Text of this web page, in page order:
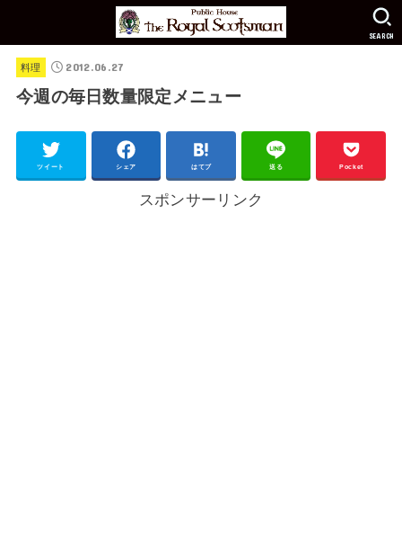
SEARCH
料理 2012.06.27
今週の毎日数量限定メニュー
ツイート シェア はてブ 送る Pocket
スポンサーリンク